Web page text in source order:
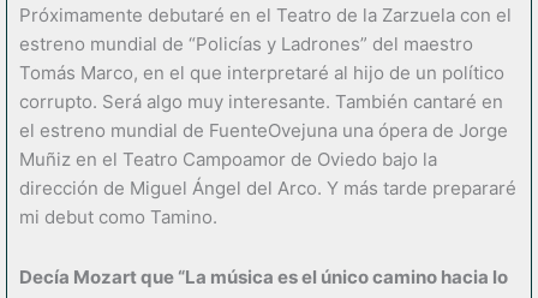
Próximamente debutaré en el Teatro de la Zarzuela con el
estreno mundial de “Policías y Ladrones” del maestro
Tomás Marco, en el que interpretaré al hijo de un político
corrupto. Será algo muy interesante. También cantaré en
el estreno mundial de FuenteOvejuna una ópera de Jorge
Muñiz en el Teatro Campoamor de Oviedo bajo la
dirección de Miguel Ángel del Arco. Y más tarde prepararé
mi debut como Tamino.
Decía Mozart que “La música es el único camino hacia lo